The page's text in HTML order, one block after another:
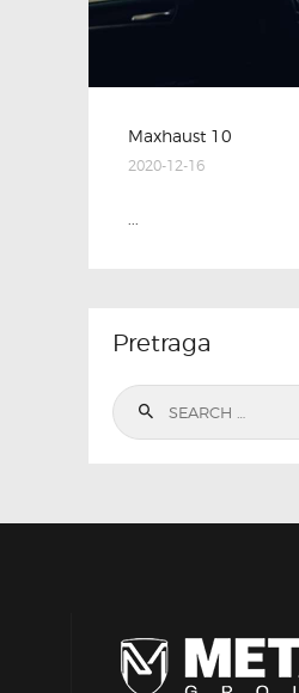
Maxhaust 10
2020-12-16
Pretraga
Search
for: